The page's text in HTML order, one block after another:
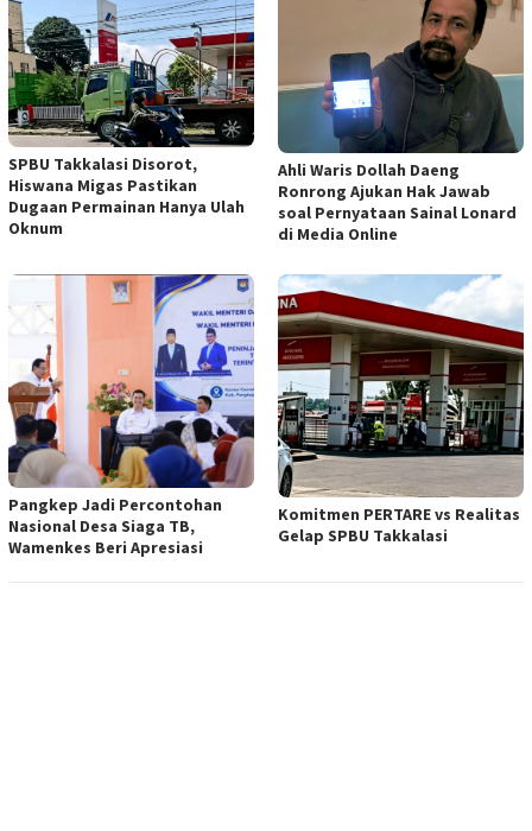
SPBU Takkalasi Disorot,
Hiswana Migas Pastikan
Dugaan Permainan Hanya Ulah
Oknum
Ahli Waris Dollah Daeng
Ronrong Ajukan Hak Jawab
soal Pernyataan Sainal Lonard
di Media Online
Pangkep Jadi Percontohan
Nasional Desa Siaga TB,
Wamenkes Beri Apresiasi
Komitmen PERTARE vs Realitas
Gelap SPBU Takkalasi